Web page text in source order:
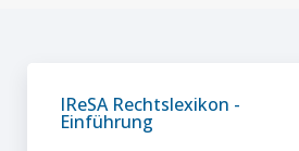
IReSA Rechtslexikon -
Einführung